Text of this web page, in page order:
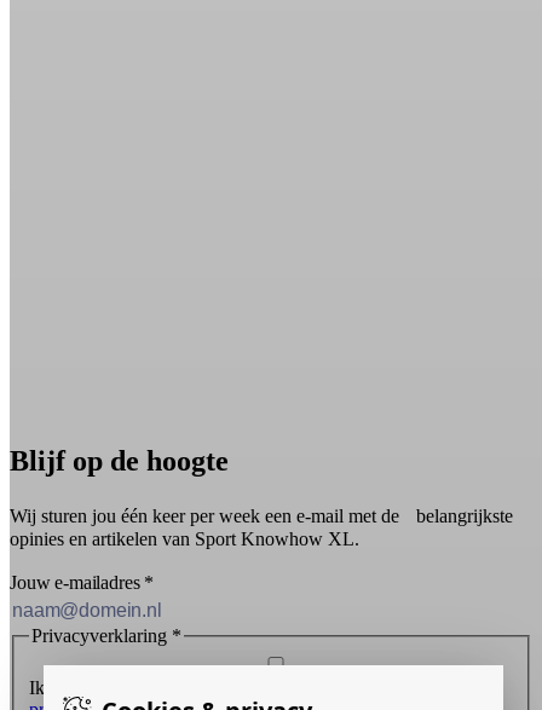
Blijf op de hoogte
Wij sturen jou één keer per week een e-mail met de belangrijkste
opinies en artikelen van Sport Knowhow XL.
Jouw e-mailadres *
Privacyverklaring *
Ik ontvang graag de nieuwsbrief en ga akkoord met de